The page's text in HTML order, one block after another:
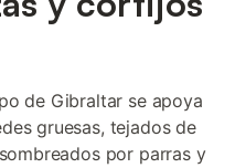
de Gibraltar se apoya
gruesas, tejados de
por parras y